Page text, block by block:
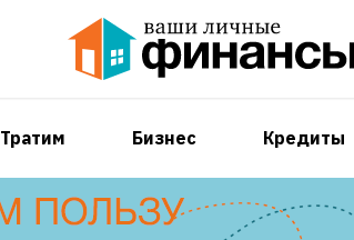
Тратим Бизнес Кредиты